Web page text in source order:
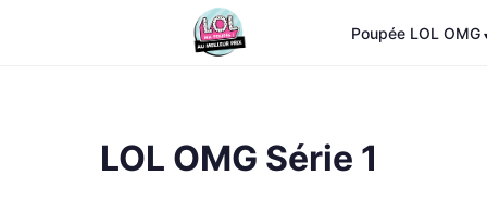
Poupée LOL OMG
LOL OMG Série 1